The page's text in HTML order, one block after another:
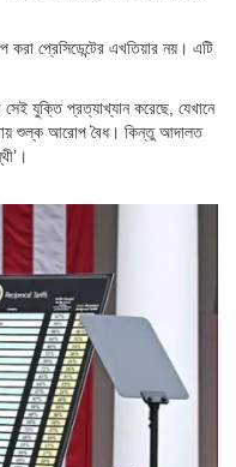
প্রেসিডেন্টের এখতিয়ার নয়। এটি
সেই যুক্তি প্রত্যাখ্যান করেছে, যেখানে
শুল্ক আরোপ বৈধ। কিন্তু আদালত